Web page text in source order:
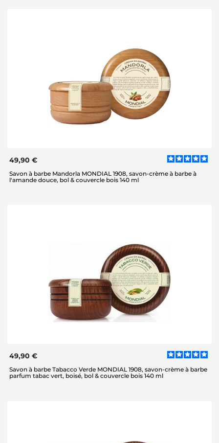
49,90 €
Savon à barbe Mandorla MONDIAL 1908, savon-crème à barbe à
l'amande douce, bol & couvercle bois 140 ml
49,90 €
Savon à barbe Tabacco Verde MONDIAL 1908, savon-crème à barbe
parfum tabac vert, boisé, bol & couvercle bois 140 ml